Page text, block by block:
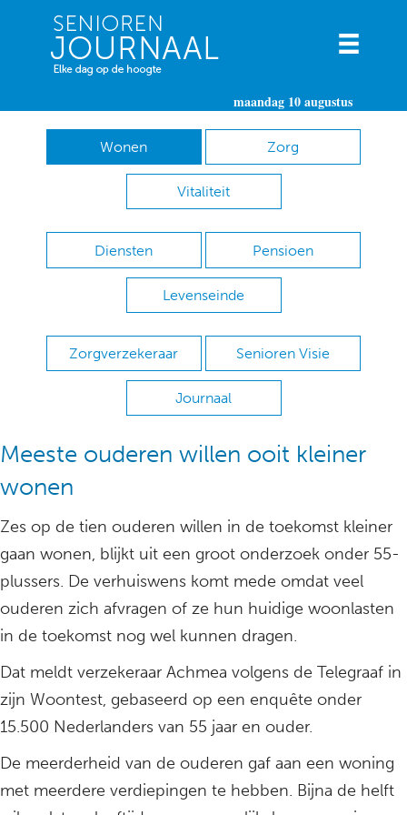
maandag 10 augustus
Wonen Zorg
Vitaliteit
Diensten Pensioen
Levenseinde
Zorgverzekeraar Senioren Visie
Journaal
Meeste ouderen willen ooit kleiner
wonen
Zes op de tien ouderen willen in de toekomst kleiner
gaan wonen, blijkt uit een groot onderzoek onder 55-
plussers. De verhuiswens komt mede omdat veel
ouderen zich afvragen of ze hun huidige woonlasten
in de toekomst nog wel kunnen dragen.
Dat meldt verzekeraar Achmea volgens de Telegraaf in
zijn Woontest, gebaseerd op een enquête onder
15.500 Nederlanders van 55 jaar en ouder.
De meerderheid van de ouderen gaf aan een woning
met meerdere verdiepingen te hebben. Bijna de helft